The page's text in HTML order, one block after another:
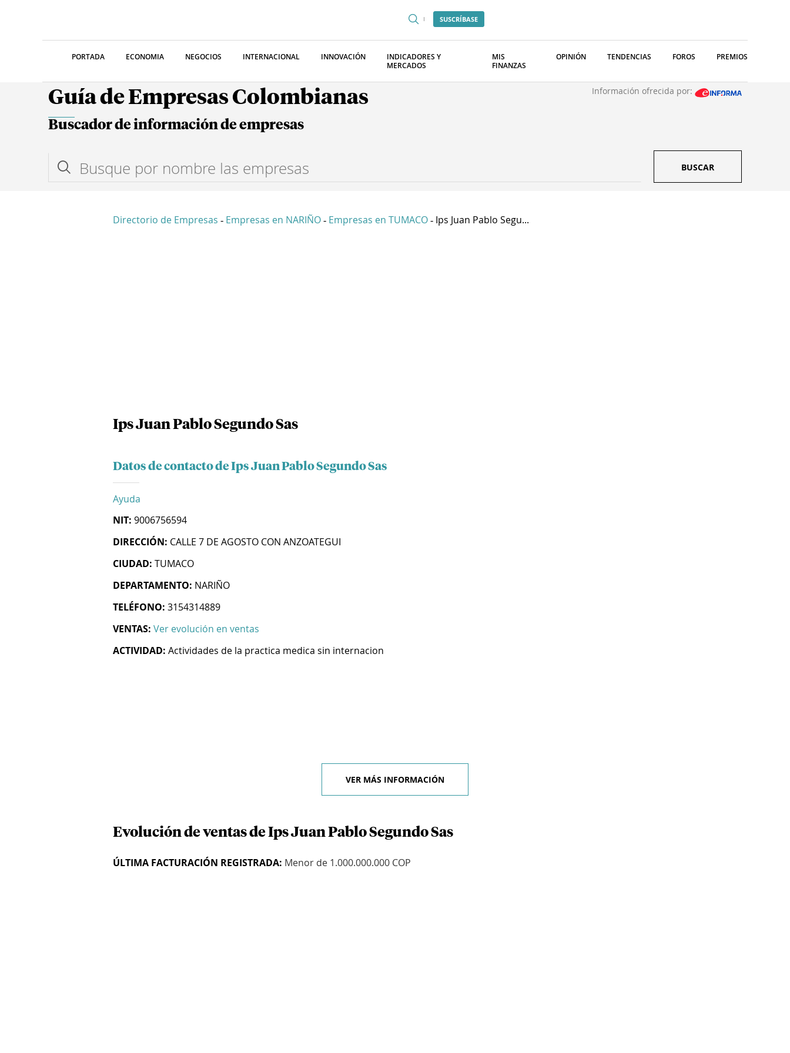
SUSCRÍBASE
PORTADA ECONOMIA NEGOCIOS INTERNACIONAL INNOVACIÓN
INDICADORES Y
MERCADOS
MIS
FINANZAS
OPINIÓN TENDENCIAS FOROS PREMIOS
Guía de Empresas Colombianas Información ofrecida por:
Buscador de información de empresas
BUSCAR
Directorio de Empresas - Empresas en NARIÑO - Empresas en TUMACO - Ips Juan Pablo Segu...
Ips Juan Pablo Segundo Sas
Datos de contacto de Ips Juan Pablo Segundo Sas
Ayuda
NIT: 9006756594
DIRECCIÓN: CALLE 7 DE AGOSTO CON ANZOATEGUI
CIUDAD: TUMACO
DEPARTAMENTO: NARIÑO
TELÉFONO: 3154314889
VENTAS: Ver evolución en ventas
ACTIVIDAD: Actividades de la practica medica sin internacion
VER MÁS INFORMACIÓN
Evolución de ventas de Ips Juan Pablo Segundo Sas
ÚLTIMA FACTURACIÓN REGISTRADA: Menor de 1.000.000.000 COP